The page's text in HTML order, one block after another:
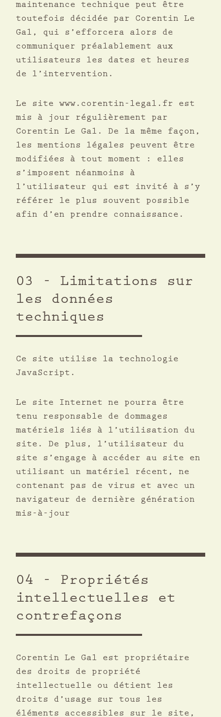
maintenance technique peut être
toutefois décidée par Corentin Le
Gal, qui s’efforcera alors de
communiquer préalablement aux
utilisateurs les dates et heures
de l’intervention.
Le site www.corentin-legal.fr est
mis à jour régulièrement par
Corentin Le Gal. De la même façon,
les mentions légales peuvent être
modifiées à tout moment : elles
s’imposent néanmoins à
l’utilisateur qui est invité à s’y
référer le plus souvent possible
afin d’en prendre connaissance.
03 - Limitations sur
les données
techniques
Ce site utilise la technologie
JavaScript.
Le site Internet ne pourra être
tenu responsable de dommages
matériels liés à l’utilisation du
site. De plus, l’utilisateur du
site s’engage à accéder au site en
utilisant un matériel récent, ne
contenant pas de virus et avec un
navigateur de dernière génération
mis-à-jour
04 - Propriétés
intellectuelles et
contrefaçons
Corentin Le Gal est propriétaire
des droits de propriété
intellectuelle ou détient les
droits d’usage sur tous les
éléments accessibles sur le site,